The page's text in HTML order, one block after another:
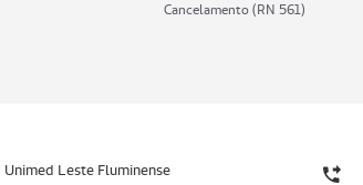
Cancelamento (RN 561)
Unimed Leste Fluminense